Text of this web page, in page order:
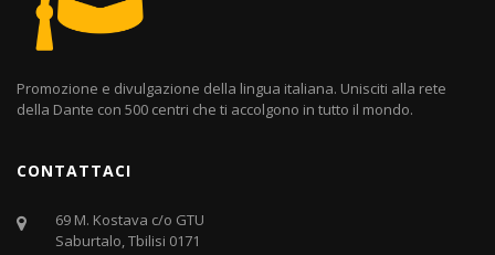
Promozione e divulgazione della lingua italiana. Unisciti alla rete
della Dante con 500 centri che ti accolgono in tutto il mondo.
CONTATTACI
69 M. Kostava c/o GTU
Saburtalo, Tbilisi 0171